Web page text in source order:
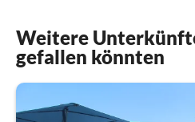
Weitere
gefallen könnten